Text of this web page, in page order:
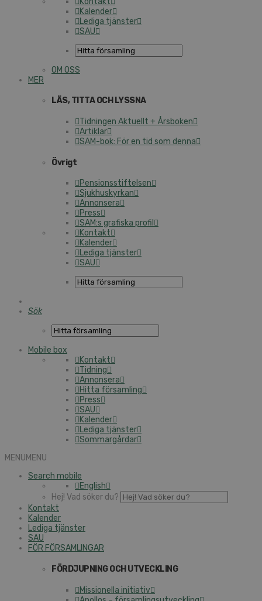
Kalender
Lediga tjänster
SAU
OM OSS
MER
LÄS, TITTA OCH LYSSNA
Tidningen Aktuellt + Årsboken
Artiklar
SAM-bok: För en tid som denna
Övrigt
Pensionsstiftelsen
Sjukhuskyrkan
Annonsera
Press
SAM:s grafiska profil
Kontakt
Kalender
Lediga tjänster
SAU
Sök
Mobile box
Kontakt
Tidning
Annonsera
Hitta församling
Press
SAU
Kalender
Lediga tjänster
Sommargårdar
MENUMENU
Search mobile
English
Hej! Vad söker du?
Kontakt
Kalender
Lediga tjänster
SAU
FÖR FÖRSAMLINGAR
FÖRDJUPNING OCH UTVECKLING
Missionella initiativ